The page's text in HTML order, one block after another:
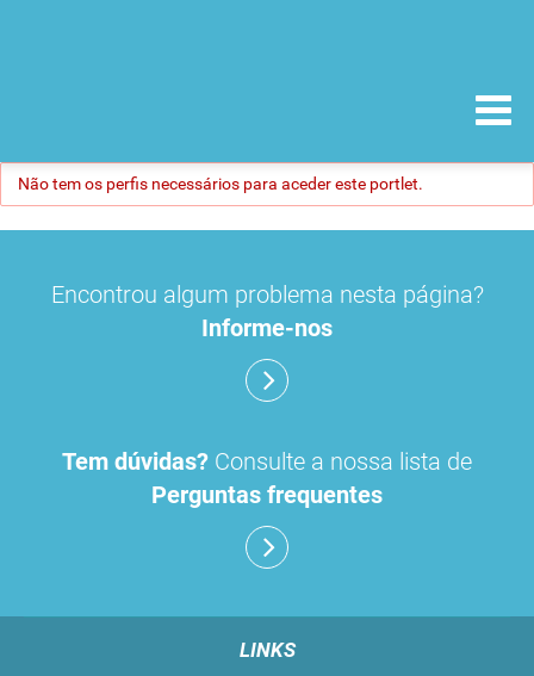
Não tem os perfis necessários para aceder este portlet.
Encontrou algum problema nesta página?
Informe-nos
Tem dúvidas? Consulte a nossa lista de
Perguntas frequentes
LINKS